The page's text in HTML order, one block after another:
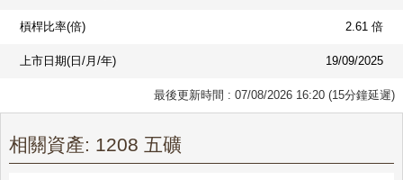
槓桿比率(倍) 2.61 倍
上市日期(日/月/年) 19/09/2025
最後更新時間 : 07/08/2026 16:20 (15分鐘延遲)
相關資產: 1208 五礦